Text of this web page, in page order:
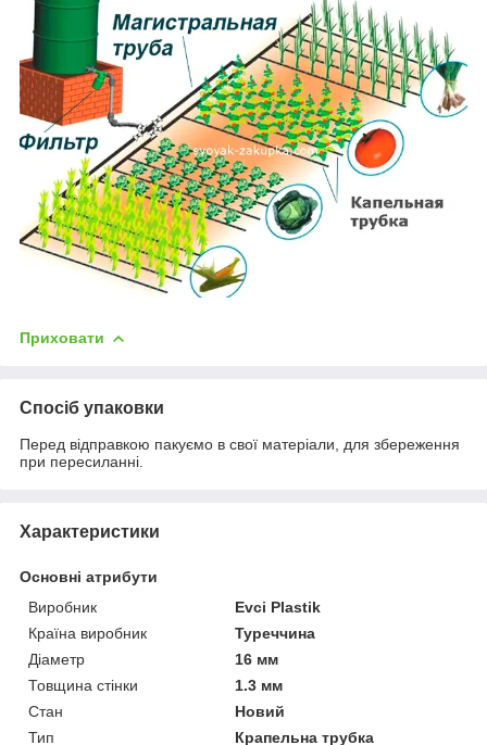
Приховати
Спосіб упаковки
Перед відправкою пакуємо в свої матеріали, для збереження
при пересиланні.
Характеристики
Основні атрибути
Виробник
Evci Plastik
Країна виробник
Туреччина
Діаметр
16 мм
Товщина стінки
1.3 мм
Стан
Новий
Тип
Крапельна трубка